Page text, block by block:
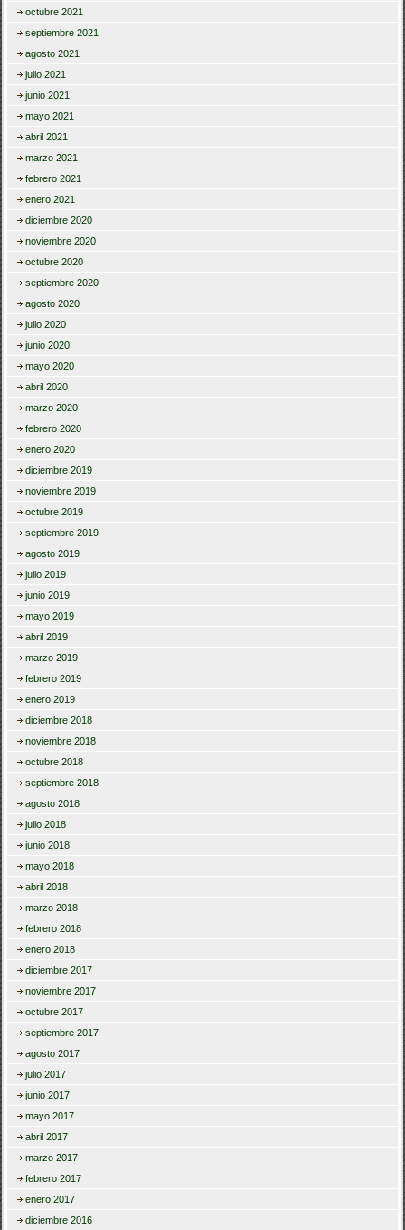
octubre 2021
septiembre 2021
agosto 2021
julio 2021
junio 2021
mayo 2021
abril 2021
marzo 2021
febrero 2021
enero 2021
diciembre 2020
noviembre 2020
octubre 2020
septiembre 2020
agosto 2020
julio 2020
junio 2020
mayo 2020
abril 2020
marzo 2020
febrero 2020
enero 2020
diciembre 2019
noviembre 2019
octubre 2019
septiembre 2019
agosto 2019
julio 2019
junio 2019
mayo 2019
abril 2019
marzo 2019
febrero 2019
enero 2019
diciembre 2018
noviembre 2018
octubre 2018
septiembre 2018
agosto 2018
julio 2018
junio 2018
mayo 2018
abril 2018
marzo 2018
febrero 2018
enero 2018
diciembre 2017
noviembre 2017
octubre 2017
septiembre 2017
agosto 2017
julio 2017
junio 2017
mayo 2017
abril 2017
marzo 2017
febrero 2017
enero 2017
diciembre 2016